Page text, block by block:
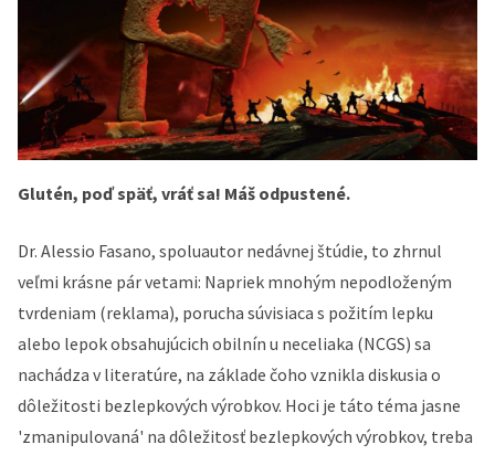
Glutén, poď späť, vráť sa! Máš odpustené.
Dr. Alessio Fasano, spoluautor nedávnej štúdie, to zhrnul
veľmi krásne pár vetami: Napriek mnohým nepodloženým
tvrdeniam (reklama), porucha súvisiaca s požitím lepku
alebo lepok obsahujúcich obilnín u neceliaka (NCGS) sa
nachádza v literatúre, na základe čoho vznikla diskusia o
dôležitosti bezlepkových výrobkov. Hoci je táto téma jasne
'zmanipulovaná' na dôležitosť bezlepkových výrobkov, treba